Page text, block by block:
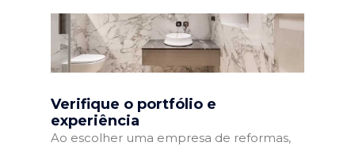
Verifique o portfólio e
experiência
Ao escolher uma empresa de reformas,